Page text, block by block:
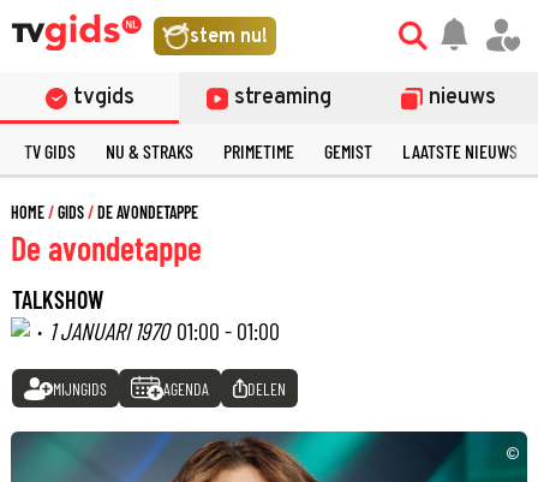
stem nu!
tvgids streaming nieuws
TV GIDS NU & STRAKS PRIMETIME GEMIST LAATSTE NIEUWS
HOME GIDS DE AVONDETAPPE
De avondetappe
TALKSHOW
· 1 JANUARI 1970 01:00 - 01:00
MIJNGIDS AGENDA DELEN
©